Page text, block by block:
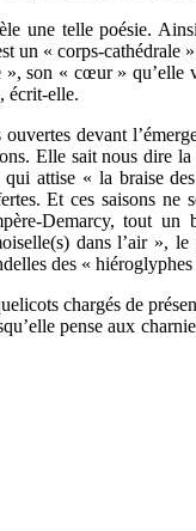
une telle poésie.
un « corps-cathédrale
», son « cœur »
écrit-elle.
devant
Elle sait nous dire
attise « la braise
Et ces saisons ne
Demarcy, tout un
dans l’air », le
des «
chargés de
pense aux